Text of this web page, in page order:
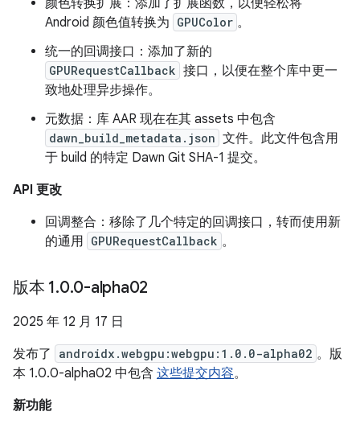
颜色转换扩展：添加了扩展函数，以便轻松将
Android 颜色值转换为 GPUColor 。
统一的回调接口：添加了新的
GPURequestCallback 接口，以便在整个库中更一
致地处理异步操作。
元数据：库 AAR 现在在其 assets 中包含
dawn_build_metadata.json 文件。此文件包含用
于 build 的特定 Dawn Git SHA-1 提交。
API 更改
回调整合：移除了几个特定的回调接口，转而使用新
的通用 GPURequestCallback 。
版本 1.0.0-alpha02
2025 年 12 月 17 日
发布了
androidx.webgpu:webgpu:1.0.0-alpha02 。版
本 1.0.0-alpha02 中包含 这些提交内容。
新功能